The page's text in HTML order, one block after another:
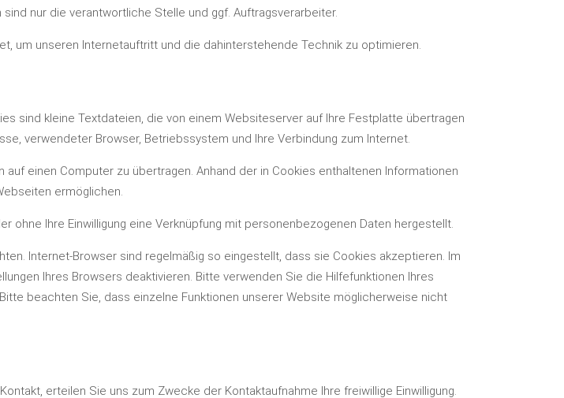
nur die verantwortliche Stelle und ggf. Auftragsverarbeiter.
um unseren Internetauftritt und die dahinterstehende Technik zu optimieren.
sind kleine Textdateien, die von einem Websiteserver auf Ihre Festplatte übertragen
verwendeter Browser, Betriebssystem und Ihre Verbindung zum Internet.
einen Computer zu übertragen. Anhand der in Cookies enthaltenen Informationen
ermöglichen.
Ihre Einwilligung eine Verknüpfung mit personenbezogenen Daten hergestellt.
Internet-Browser sind regelmäßig so eingestellt, dass sie Cookies akzeptieren. Im
Ihres Browsers deaktivieren. Bitte verwenden Sie die Hilfefunktionen Ihres
beachten Sie, dass einzelne Funktionen unserer Website möglicherweise nicht
erteilen Sie uns zum Zwecke der Kontaktaufnahme Ihre freiwillige Einwilligung.